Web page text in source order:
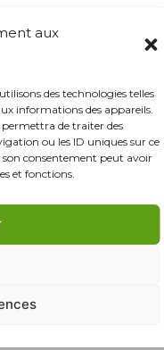
aux
des technologies telles
informations des appareils.
permettra de traiter des
ou les ID uniques sur ce
son consentement peut avoir
et fonctions.
offres d'emploi
réunions
newsletter ! Vous
des parcours de
!